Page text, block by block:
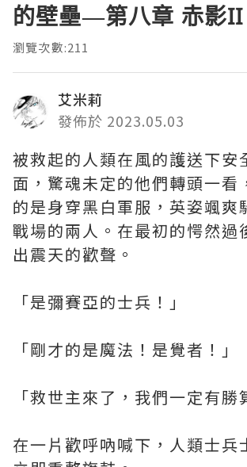
的壁壘—第八章 赤影II
瀏覽次數:211
艾米莉
發佈於 2023.05.03
被救起的人類在風的護送下安
面，驚魂未定的他們轉頭一看
的是身穿黑白軍服，英姿颯爽
戰場的兩人。在最初的愕然過
出震天的歡聲。
「是彌賽亞的士兵！」
「剛才的是魔法！是覺者！」
「救世主來了，我們一定有勝
在一片歡呼吶喊下，人類士兵